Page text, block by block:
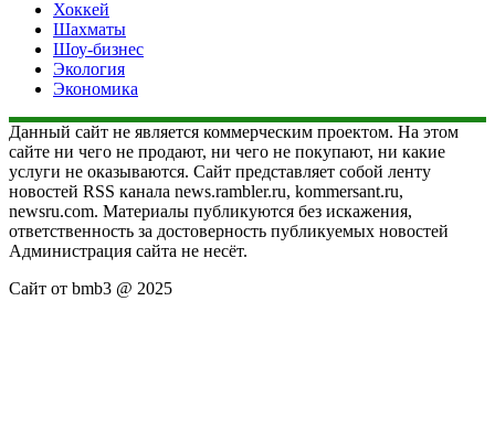
Хоккей
Шахматы
Шоу-бизнес
Экология
Экономика
Данный сайт не является коммерческим проектом. На этом
сайте ни чего не продают, ни чего не покупают, ни какие
услуги не оказываются. Сайт представляет собой ленту
новостей RSS канала news.rambler.ru, kommersant.ru,
newsru.com. Материалы публикуются без искажения,
ответственность за достоверность публикуемых новостей
Администрация сайта не несёт.
Сайт от bmb3 @ 2025